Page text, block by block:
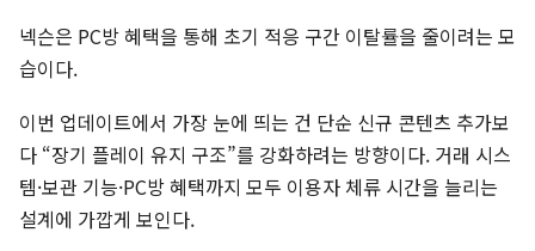
넥슨은 PC방 혜택을 통해 초기 적응 구간 이탈률을 줄이려는 모
습이다.
이번 업데이트에서 가장 눈에 띄는 건 단순 신규 콘텐츠 추가보
다 “장기 플레이 유지 구조”를 강화하려는 방향이다. 거래 시스
템·보관 기능·PC방 혜택까지 모두 이용자 체류 시간을 늘리는
설계에 가깝게 보인다.